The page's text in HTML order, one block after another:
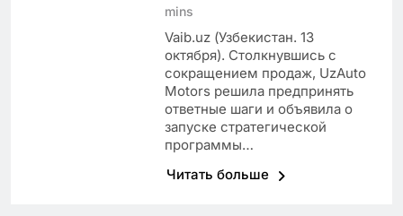
mins
Vaib.uz (Узбекистан. 13
октября). Столкнувшись с
сокращением продаж, UzAuto
Motors решила предпринять
ответные шаги и объявила о
запуске стратегической
программы…
Читать больше